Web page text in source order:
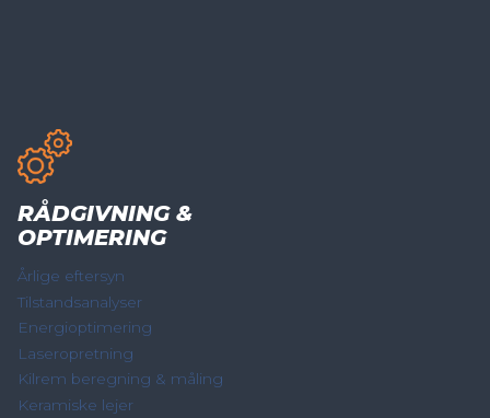
RÅDGIVNING &
OPTIMERING
Årlige eftersyn
Tilstandsanalyser
Energioptimering
Laseropretning
Kilrem beregning & måling
Keramiske lejer